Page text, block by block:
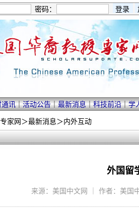
密码：
通讯｜活动公告｜最新消息｜科技前沿｜学
家网＞最新消息＞内外互动
外国留
来源：美国中文网 ｜ 作者：美国